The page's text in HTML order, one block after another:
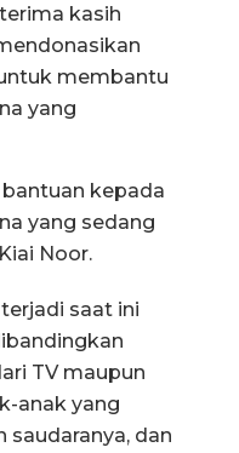
kasih
membantu
yang
kepada
yang sedang
Noor.
saat ini
TV maupun
anak yang
saudaranya, dan